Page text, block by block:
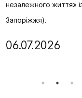
незалежного життя»
Запоріжжя).
06.07.2026